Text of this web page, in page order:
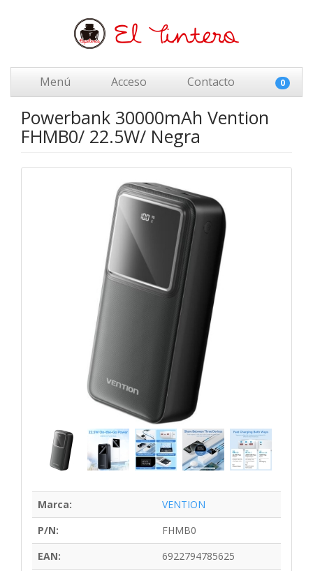
Menú Acceso Contacto 0
Powerbank 30000mAh Vention
FHMB0/ 22.5W/ Negra
Marca:
VENTION
P/N:
FHMB0
EAN:
6922794785625